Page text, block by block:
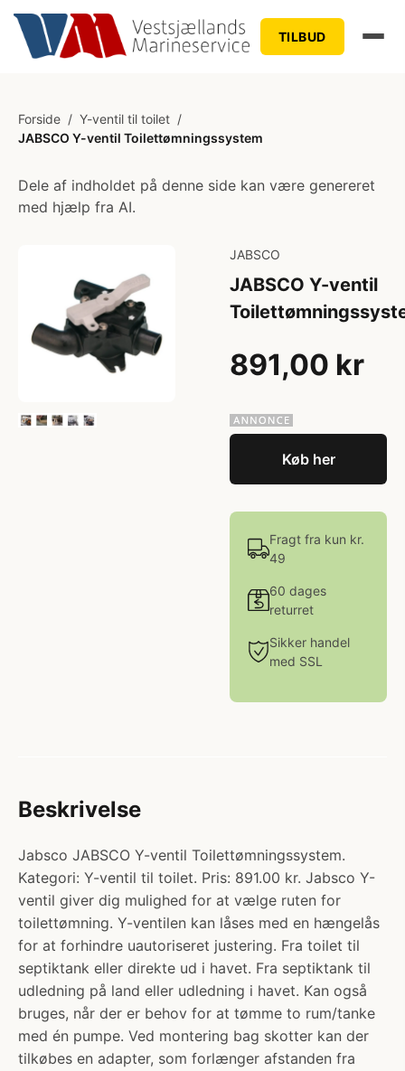
TILBUD
Forside / Y-ventil til toilet /
JABSCO Y-ventil Toilettømningssystem
Dele af indholdet på denne side kan være genereret
med hjælp fra AI.
JABSCO
JABSCO Y-ventil
891,00 kr
Køb her
Fragt fra kun kr.
49
60 dages
returret
Sikker handel
med SSL
Beskrivelse
Jabsco JABSCO Y-ventil Toilettømningssystem.
Kategori: Y-ventil til toilet. Pris: 891.00 kr. Jabsco Y-
ventil giver dig mulighed for at vælge ruten for
toilettømning. Y-ventilen kan låses med en hængelås
for at forhindre uautoriseret justering. Fra toilet til
septiktank eller direkte ud i havet. Fra septiktank til
udledning på land eller udledning i havet. Kan også
bruges, når der er behov for at tømme to rum/tanke
med én pumpe. Ved montering bag skotter kan der
tilkøbes en adapter, som forlænger afstanden fra